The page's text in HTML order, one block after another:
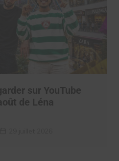
sur YouTube
de Léna